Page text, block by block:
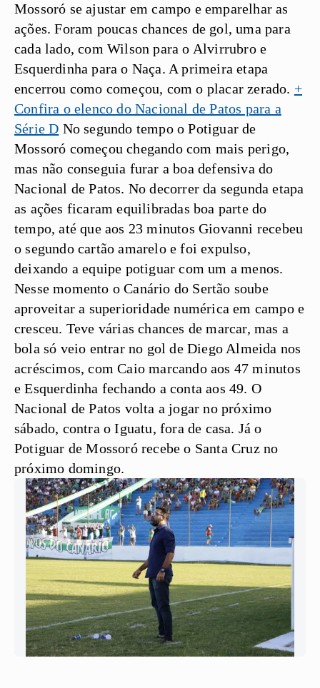
Mossoró se ajustar em campo e emparelhar as
ações. Foram poucas chances de gol, uma para
cada lado, com Wilson para o Alvirrubro e
Esquerdinha para o Naça. A primeira etapa
encerrou como começou, com o placar zerado. +
Confira o elenco do Nacional de Patos para a
Série D No segundo tempo o Potiguar de
Mossoró começou chegando com mais perigo,
mas não conseguia furar a boa defensiva do
Nacional de Patos. No decorrer da segunda etapa
as ações ficaram equilibradas boa parte do
tempo, até que aos 23 minutos Giovanni recebeu
o segundo cartão amarelo e foi expulso,
deixando a equipe potiguar com um a menos.
Nesse momento o Canário do Sertão soube
aproveitar a superioridade numérica em campo e
cresceu. Teve várias chances de marcar, mas a
bola só veio entrar no gol de Diego Almeida nos
acréscimos, com Caio marcando aos 47 minutos
e Esquerdinha fechando a conta aos 49. O
Nacional de Patos volta a jogar no próximo
sábado, contra o Iguatu, fora de casa. Já o
Potiguar de Mossoró recebe o Santa Cruz no
próximo domingo.